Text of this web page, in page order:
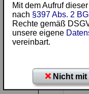
Mit dem Aufruf
nach §397 Abs. 2
Rechte gemäß
unsere eigene
vereinbart.
Nicht mit
Darstellung: